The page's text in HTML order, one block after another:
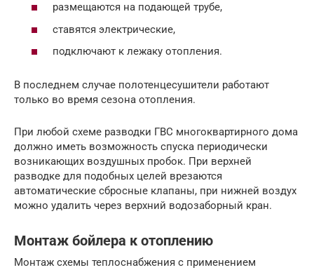
размещаются на подающей трубе,
ставятся электрические,
подключают к лежаку отопления.
В последнем случае полотенцесушители работают
только во время сезона отопления.
При любой схеме разводки ГВС многоквартирного дома
должно иметь возможность спуска периодически
возникающих воздушных пробок. При верхней
разводке для подобных целей врезаются
автоматические сбросные клапаны, при нижней воздух
можно удалить через верхний водозаборный кран.
Монтаж бойлера к отоплению
Монтаж схемы теплоснабжения с применением